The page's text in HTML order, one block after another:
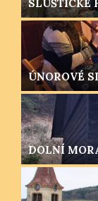
SLUŠTICKÉ
ÚNOROVÉ
DOLNÍ